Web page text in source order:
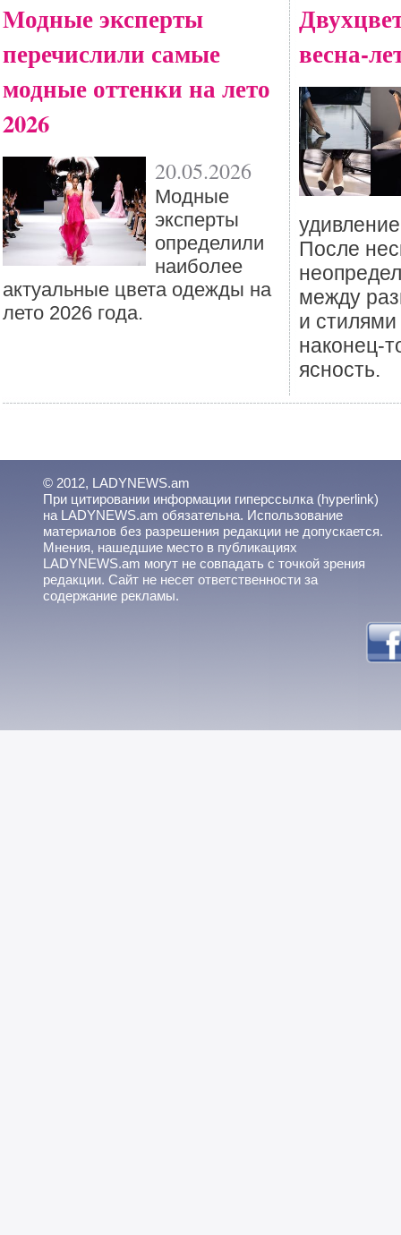
Mодные эксперты
перечислили самые
модные оттенки на лето
2026
20.05.2026
Mодные
эксперты
определили
наиболее
актуальные цвета одежды на
лето 2026 года.
весна-
После
между
и
наконец-
ясность.
© 2012, LADYNEWS.am
При цитировании информации гиперссылка (hyperlink)
на LADYNEWS.am обязательна. Использование
материалов без разрешения редакции не допускается.
Мнения, нашедшие место в публикациях
LADYNEWS.am могут не совпадать с точкой зрения
редакции. Сайт не несет ответственности за
содержание рекламы.